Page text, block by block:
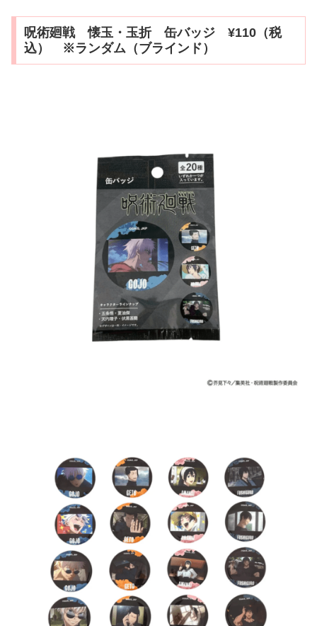
呪術廻戦 懐玉・玉折 缶バッジ ¥110（税
込） ※ランダム（ブラインド）